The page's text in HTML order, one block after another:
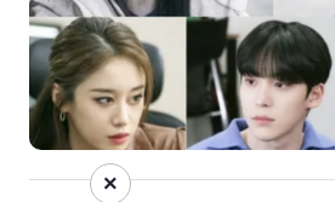
×